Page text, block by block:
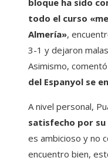
bloque ha sido
todo el curso
Almería»,
3-1 y dejaron
Asimismo,
del Espanyol se
A nivel personal,
satisfecho por
es ambicioso y no
encuentro bien,